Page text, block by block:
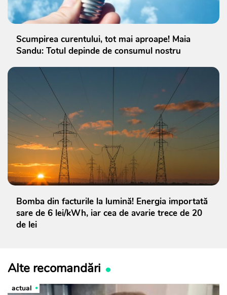
Scumpirea curentului, tot mai aproape! Maia
Sandu: Totul depinde de consumul nostru
Bomba din facturile la lumină! Energia importată
sare de 6 lei/kWh, iar cea de avarie trece de 20
de lei
Alte recomandări
actual